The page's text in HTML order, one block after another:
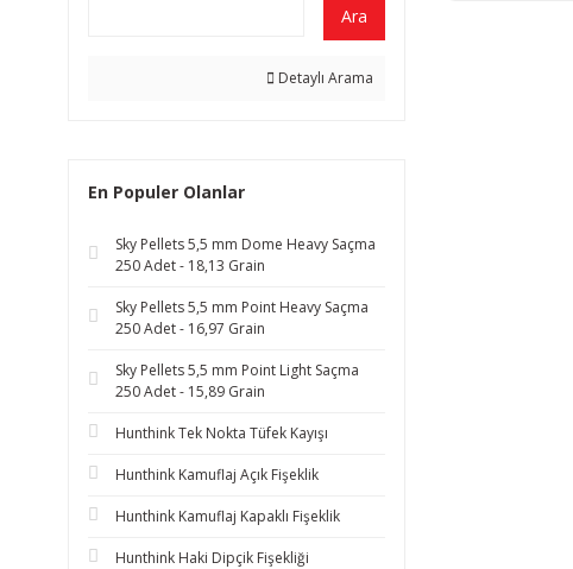
Ara
Detaylı Arama
En Populer Olanlar
Sky Pellets 5,5 mm Dome Heavy Saçma
250 Adet - 18,13 Grain
Sky Pellets 5,5 mm Point Heavy Saçma
250 Adet - 16,97 Grain
Sky Pellets 5,5 mm Point Light Saçma
250 Adet - 15,89 Grain
Hunthink Tek Nokta Tüfek Kayışı
Hunthink Kamuflaj Açık Fişeklik
Hunthink Kamuflaj Kapaklı Fişeklik
Hunthink Haki Dipçik Fişekliği